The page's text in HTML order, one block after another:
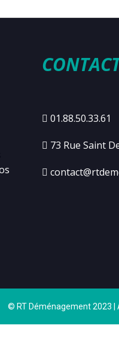
01.88.50.33.61
73 Rue Saint
© RT Déménagement 2023 |